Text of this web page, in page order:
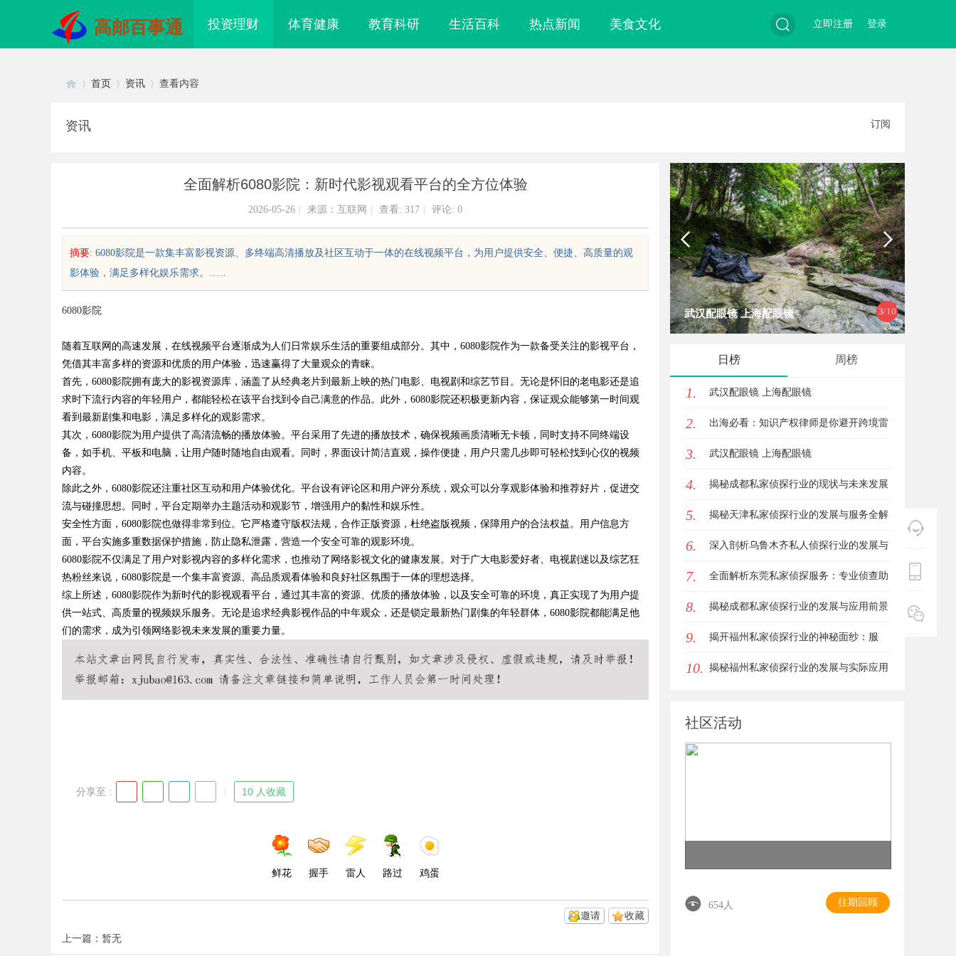
高邮百事通 投资理财 体育健康 教育科研 生活百科 热点新闻 美食文化
索
登录
立即注册
uz
!
首页 资讯 查看内容
资讯 订阅
全面解析6080影院：新时代影视观看平台的全方位体验
2026-05-26 来源：互联网 查看: 317 评论: 0
摘要: 6080影院是一款集丰富影视资源、多终端高清播放及社区互动于一体的在线视频平台，为用户提供安全、便捷、高质量的观
影体验，满足多样化娱乐需求。......
6080影院
随着互联网的高速发展，在线视频平台逐渐成为人们日常娱乐生活的重要组成部分。其中，6080影院作为一款备受关注的影视平台，
凭借其丰富多样的资源和优质的用户体验，迅速赢得了大量观众的青睐。
首先，6080影院拥有庞大的影视资源库，涵盖了从经典老片到最新上映的热门电影、电视剧和综艺节目。无论是怀旧的老电影还是追
求时下流行内容的年轻用户，都能轻松在该平台找到令自己满意的作品。此外，6080影院还积极更新内容，保证观众能够第一时间观
看到最新剧集和电影，满足多样化的观影需求。
其次，6080影院为用户提供了高清流畅的播放体验。平台采用了先进的播放技术，确保视频画质清晰无卡顿，同时支持不同终端设
备，如手机、平板和电脑，让用户随时随地自由观看。同时，界面设计简洁直观，操作便捷，用户只需几步即可轻松找到心仪的视频
内容。
除此之外，6080影院还注重社区互动和用户体验优化。平台设有评论区和用户评分系统，观众可以分享观影体验和推荐好片，促进交
流与碰撞思想。同时，平台定期举办主题活动和观影节，增强用户的黏性和娱乐性。
安全性方面，6080影院也做得非常到位。它严格遵守版权法规，合作正版资源，杜绝盗版视频，保障用户的合法权益。用户信息方
面，平台实施多重数据保护措施，防止隐私泄露，营造一个安全可靠的观影环境。
6080影院不仅满足了用户对影视内容的多样化需求，也推动了网络影视文化的健康发展。对于广大电影爱好者、电视剧迷以及综艺狂
热粉丝来说，6080影院是一个集丰富资源、高品质观看体验和良好社区氛围于一体的理想选择。
综上所述，6080影院作为新时代的影视观看平台，通过其丰富的资源、优质的播放体验，以及安全可靠的环境，真正实现了为用户提
供一站式、高质量的视频娱乐服务。无论是追求经典影视作品的中年观众，还是锁定最新热门剧集的年轻群体，6080影院都能满足他
们的需求，成为引领网络影视未来发展的重要力量。
分享至 : 10 人收藏
鲜花 握手 雷人 路过 鸡蛋
收藏
邀请
上一篇：暂无
4/10
上海配眼镜
的眉眼唇，才是你整张脸的点睛之
笔！淡颜系女生的气质加分项
武汉配眼镜 上海配眼镜 麻花影视：
日榜 周榜
1. 武汉配眼镜 上海配眼镜
2. 出海必看：知识产权律师是你避开跨境雷
区的安全垫
3. 武汉配眼镜 上海配眼镜
4. 揭秘成都私家侦探行业的现状与未来发展
趋势
5. 揭秘天津私家侦探行业的发展与服务全解
析
6. 深入剖析乌鲁木齐私人侦探行业的发展与
应用现状
7. 全面解析东莞私家侦探服务：专业侦查助
您解决各种疑难问题
8. 揭秘成都私家侦探行业的发展与应用前景
分析
9. 揭开福州私家侦探行业的神秘面纱：服
务、优势与法律解析
10. 揭秘福州私家侦探行业的发展与实际应用
社区活动
654人 往期回顾